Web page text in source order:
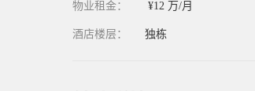
物业租金： ¥12 万/月
酒店楼层： 独栋